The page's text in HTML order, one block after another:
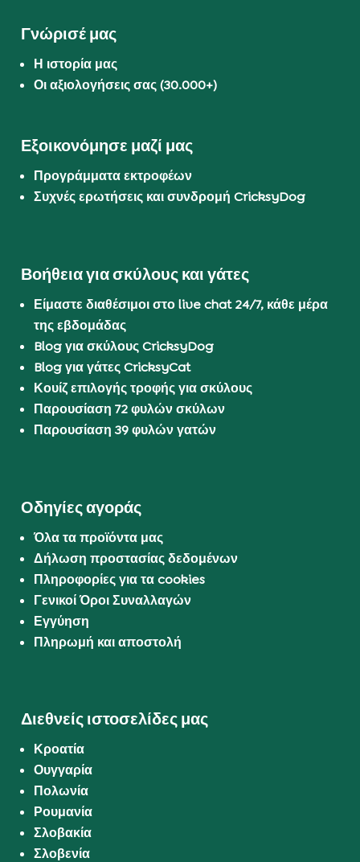
Γνώρισέ μας
Η ιστορία μας
Οι αξιολογήσεις σας (30.000+)
Εξοικονόμησε μαζί μας
Προγράμματα εκτροφέων
Συχνές ερωτήσεις και συνδρομή CricksyDog
Βοήθεια για σκύλους και γάτες
Είμαστε διαθέσιμοι στο live chat 24/7, κάθε μέρα
της εβδομάδας
Blog για σκύλους CricksyDog
Blog για γάτες CricksyCat
Κουίζ επιλογής τροφής για σκύλους
Παρουσίαση 72 φυλών σκύλων
Παρουσίαση 39 φυλών γατών
Οδηγίες αγοράς
Όλα τα προϊόντα μας
Δήλωση προστασίας δεδομένων
Πληροφορίες για τα cookies
Γενικοί Όροι Συναλλαγών
Εγγύηση
Πληρωμή και αποστολή
Διεθνείς ιστοσελίδες μας
Κροατία
Ουγγαρία
Πολωνία
Ρουμανία
Σλοβακία
Σλοβενία